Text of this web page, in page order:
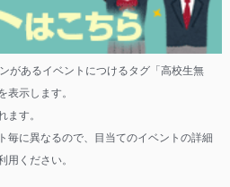
があるイベントにつけるタグ「高校生無
表示します。
す。
に異なるので、目当てのイベントの詳細
用ください。